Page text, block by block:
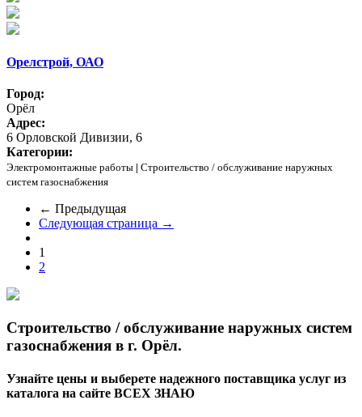
Орелстрой, ОАО
Город:
Орёл
Адрес:
6 Орловской Дивизии, 6
Категории:
Электромонтажные работы | Строительство / обслуживание наружных
систем газоснабжения
← Предыдущая
Следующая страница →
1
2
Строительство / обслуживание наружных систем
газоснабжения в г. Орёл.
Узнайте цены и выберете надежного поставщика услуг из
каталога на сайте ВСЕХ ЗНАЮ